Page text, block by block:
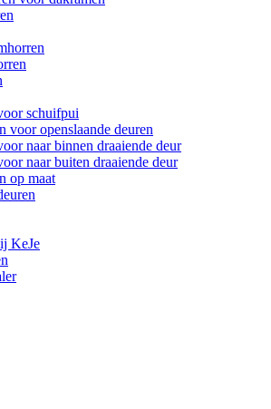
schuifpui
voor openslaande deuren
naar binnen draaiende deur
naar buiten draaiende deur
op maat
KeJe